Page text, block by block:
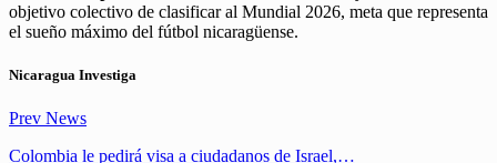
objetivo colectivo de clasificar al Mundial 2026, meta que representa
el sueño máximo del fútbol nicaragüense.
Nicaragua Investiga
Prev News
Colombia le pedirá visa a ciudadanos de Israel,…